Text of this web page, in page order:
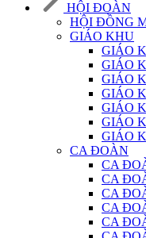
HỘI ĐOÀN
HỘI ĐỒNG
GIÁO KHU
GIÁO
GIÁO
GIÁO
GIÁO
GIÁO
GIÁO
GIÁO
CA ĐOÀN
CA
CA
CA
CA
CA